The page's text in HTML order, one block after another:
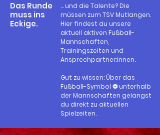
Das Runde
muss ins
Eckige.
… und die Talente? Die
müssen zum TSV Mutlangen.
Hier findest du unsere
aktuell aktiven Fußball-
Mannschaften,
Trainingszeiten und
Ansprechpartner:innen.
Gut zu wissen: Über das
Fußball-Symbol ⚽️ unterhalb
der Mannschaften gelangst
du direkt zu aktuellen
Spielzeiten.